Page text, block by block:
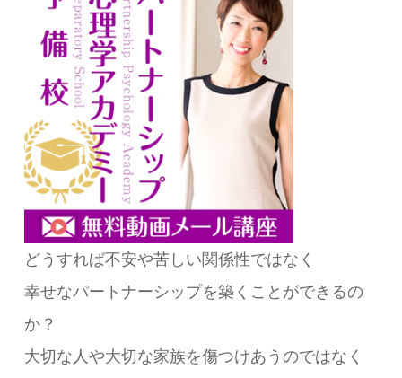
どうすれば不安や苦しい関係性ではなく
幸せなパートナーシップを築くことができるの
か？
大切な人や大切な家族を傷つけあうのではなく